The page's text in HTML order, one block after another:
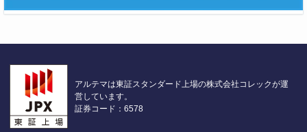
アルテマは東証スタンダード上場の株式会社コレックが運
営しています。
証券コード：6578